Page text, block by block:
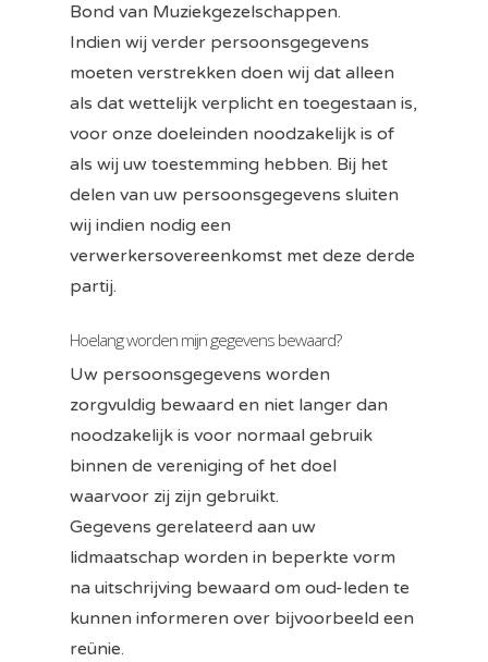
Bond van Muziekgezelschappen.
Indien wij verder persoonsgegevens
moeten verstrekken doen wij dat alleen
als dat wettelijk verplicht en toegestaan is,
voor onze doeleinden noodzakelijk is of
als wij uw toestemming hebben. Bij het
delen van uw persoonsgegevens sluiten
wij indien nodig een
verwerkersovereenkomst met deze derde
partij.
Hoelang worden mijn gegevens bewaard?
Uw persoonsgegevens worden
zorgvuldig bewaard en niet langer dan
noodzakelijk is voor normaal gebruik
binnen de vereniging of het doel
waarvoor zij zijn gebruikt.
Gegevens gerelateerd aan uw
lidmaatschap worden in beperkte vorm
na uitschrijving bewaard om oud-leden te
kunnen informeren over bijvoorbeeld een
reünie.